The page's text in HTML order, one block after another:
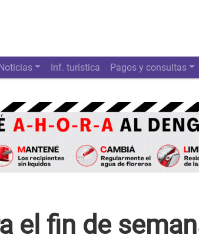
Inf. turística Pagos y consultas
el fin de